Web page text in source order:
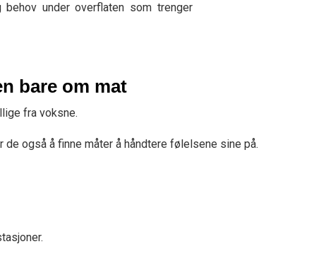
under overflaten som trenger
bare om mat
fra voksne.
også å finne måter å håndtere følelsene sine på.